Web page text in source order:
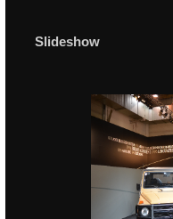
Slideshow